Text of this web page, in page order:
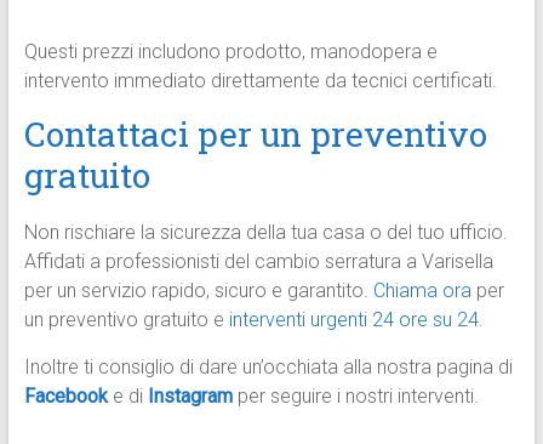
Questi prezzi includono prodotto, manodopera e
intervento immediato direttamente da tecnici certificati.
Contattaci per un preventivo
gratuito
Non rischiare la sicurezza della tua casa o del tuo ufficio.
Affidati a professionisti del cambio serratura a Varisella
per un servizio rapido, sicuro e garantito. Chiama oraper
un preventivo gratuito e interventi urgenti 24 ore su 24.
Inoltre ti consiglio di dare un’occhiata alla nostra pagina di
Facebook e di Instagram per seguire i nostri interventi.